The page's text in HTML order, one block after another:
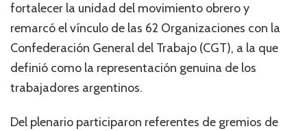
fortalecer la unidad del movimiento obrero y
remarcó el vínculo de las 62 Organizaciones con la
Confederación General del Trabajo (CGT), a la que
definió como la representación genuina de los
trabajadores argentinos.
Del plenario participaron referentes de gremios de